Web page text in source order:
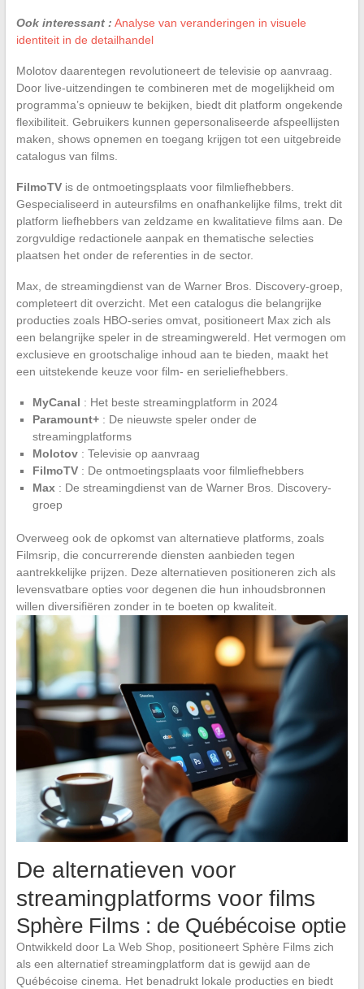
Ook interessant : Analyse van veranderingen in visuele
identiteit in de detailhandel
Molotov daarentegen revolutioneert de televisie op aanvraag.
Door live-uitzendingen te combineren met de mogelijkheid om
programma’s opnieuw te bekijken, biedt dit platform ongekende
flexibiliteit. Gebruikers kunnen gepersonaliseerde afspeellijsten
maken, shows opnemen en toegang krijgen tot een uitgebreide
catalogus van films.
FilmoTVis de ontmoetingsplaats voor filmliefhebbers.
Gespecialiseerd in auteursfilms en onafhankelijke films, trekt dit
platform liefhebbers van zeldzame en kwalitatieve films aan. De
zorgvuldige redactionele aanpak en thematische selecties
plaatsen het onder de referenties in de sector.
Max, de streamingdienst van de Warner Bros. Discovery-groep,
completeert dit overzicht. Met een catalogus die belangrijke
producties zoals HBO-series omvat, positioneert Max zich als
een belangrijke speler in de streamingwereld. Het vermogen om
exclusieve en grootschalige inhoud aan te bieden, maakt het
een uitstekende keuze voor film- en serieliefhebbers.
MyCanal : Het beste streamingplatform in 2024
Paramount+: De nieuwste speler onder de
streamingplatforms
Molotov: Televisie op aanvraag
FilmoTV: De ontmoetingsplaats voor filmliefhebbers
Max: De streamingdienst van de Warner Bros. Discovery-
groep
Overweeg ook de opkomst van alternatieve platforms, zoals
Filmsrip, die concurrerende diensten aanbieden tegen
aantrekkelijke prijzen. Deze alternatieven positioneren zich als
levensvatbare opties voor degenen die hun inhoudsbronnen
willen diversifiëren zonder in te boeten op kwaliteit.
De alternatieven voor
streamingplatforms voor films
Sphère Films : de Québécoise optie
Ontwikkeld door La Web Shop, positioneert Sphère Films zich
als een alternatief streamingplatform dat is gewijd aan de
Québécoise cinema. Het benadrukt lokale producties en biedt